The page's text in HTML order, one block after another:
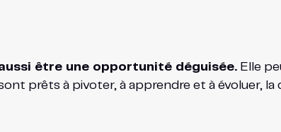
être une opportunité déguisée.Elle
prêts à pivoter, à apprendre et à évoluer, la